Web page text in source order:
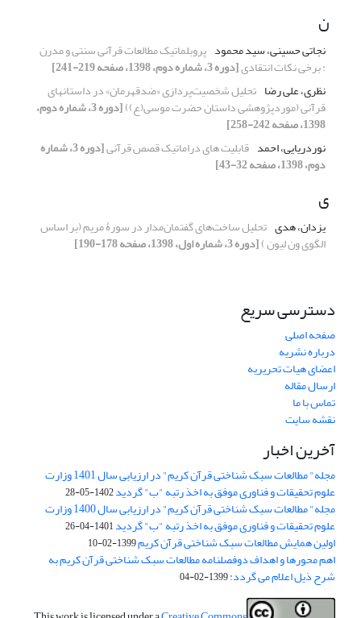
ن
نجاتی حسینی، سید محمود پروبلماتیک مطالعات قرآنی سنتی و مدرن
: برخی نکات انتقادی[دوره 3، شماره دوم، 1398، صفحه 219-241]
نظری، علی رضا تحلیل شخصیت‌پردازی «ضدقهرمان» در داستانهای
قرآنی (مورد‌پژوهشی داستان حضرت موسی(ع)) [دوره 3، شماره دوم،
1398، صفحه 242-258]
نوردریایی، احمد قابلیت های دراماتیک قصص قرآنی [دوره 3، شماره
دوم، 1398، صفحه 32-43]
ی
یزدان، هدی تحلیل ساخت‌های گفتمان‌مدار در سورۀ مریم (بر اساس
الگوی ون لیون )[دوره 3، شماره اول، 1398، صفحه 178-190]
دسترسی سریع
صفحه اصلی
درباره نشریه
اعضای هیات تحریریه
ارسال مقاله
تماس با ما
نقشه سایت
آخرین اخبار
مجله" مطالعات سبک شناختی قرآن کریم" در ارزیابی سال 1401 وزارت
علوم تحقیقات و فناوری موفق به اخذ رتبه "ب" گردید1402-05-28
مجله" مطالعات سبک شناختی قرآن کریم" در ارزیابی سال 1400 وزارت
علوم تحقیقات و فناوری موفق به اخذ رتبه "ب" گردید1401-04-26
اولین همایش مطالعات سبک شناختی قرآن کریم1399-02-10
اهم محورها و اهداف دوفصلنامه مطالعات سبک شناختی قرآن کریم به
شرح ذیل اعلام می گردد:1399-02-04